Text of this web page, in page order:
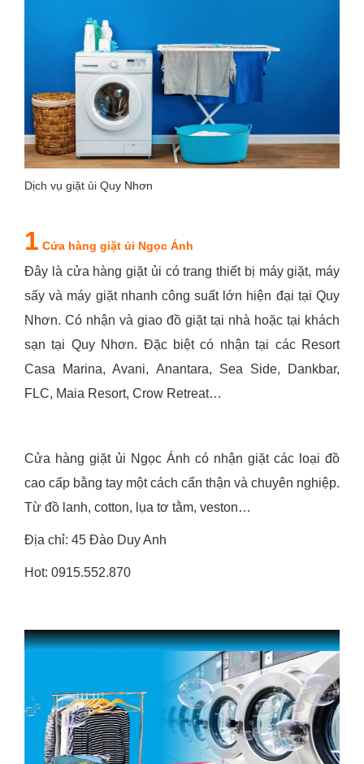
Dịch vụ giặt ủi Quy Nhơn
1 Cửa hàng giặt ủi Ngọc Ánh
Đây là cửa hàng giặt ủi có trang thiết bị máy giặt, máy
sấy và máy giặt nhanh công suất lớn hiện đại tại Quy
Nhơn. Có nhận và giao đồ giặt tại nhà hoặc tại khách
sạn tại Quy Nhơn. Đặc biệt có nhận tại các Resort
Casa Marina, Avani, Anantara, Sea Side, Dankbar,
FLC, Maia Resort, Crow Retreat…
Cửa hàng giặt ủi Ngọc Ánh có nhận giặt các loại đồ
cao cấp bằng tay một cách cẩn thận và chuyên nghiệp.
Từ đồ lanh, cotton, lụa tơ tằm, veston…
Địa chỉ: 45 Đào Duy Anh
Hot: 0915.552.870